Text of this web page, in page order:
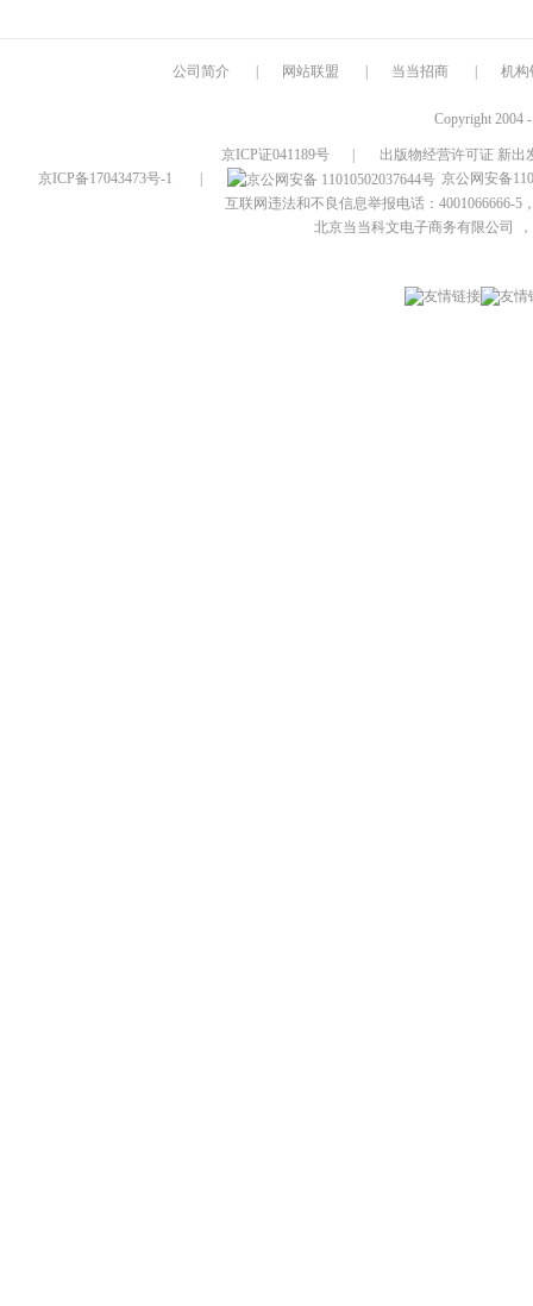
公司简介 网站联盟 当当招商 机构
Copyright 2004
京ICP证041189号
出版物经营许可证 新出
京ICP备17043473号-1
京公网安备
互联网违法和不良信息举报电话：4001066666-5
北京当当科文电子商务有限公司